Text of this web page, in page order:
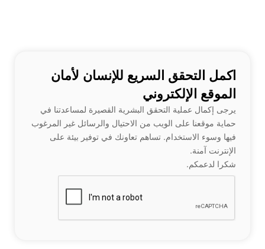
اكمل التحقق السريع للإنسان لأمان
الموقع الإلكتروني
يرجى إكمال عملية التحقق البشرية القصيرة لمساعدتنا في
حماية موقعنا على الويب من الاحتيال والرسائل غير المرغوب
فيها وسوء الاستخدام. تساهم تعاونك في توفير بيئة على
الإنترنت آمنة.
شكرا لدعمكم.